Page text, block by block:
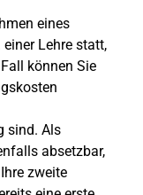
eines
Lehre statt,
können Sie
sind. Als
absetzbar,
zweite